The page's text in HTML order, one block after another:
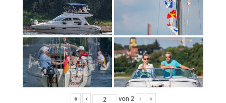
« ‹ von 2 › »